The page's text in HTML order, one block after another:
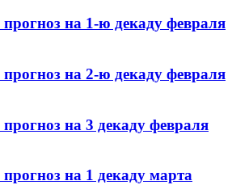
на 1-ю декаду февраля
на 2-ю декаду февраля
на 3 декаду февраля
на 1 декаду марта